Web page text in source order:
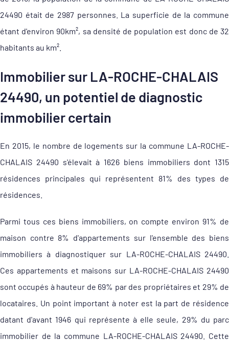
24490 était de 2987 personnes. La superficie de la commune
étant d'environ 90km², sa densité de population est donc de 32
habitants au km².
Immobilier sur LA-ROCHE-CHALAIS
24490, un potentiel de diagnostic
immobilier certain
En 2015, le nombre de logements sur la commune LA-ROCHE-
CHALAIS 24490 s'élevait à 1626 biens immobiliers dont 1315
résidences principales qui représentent 81% des types de
résidences.
Parmi tous ces biens immobiliers, on compte environ 91% de
maison contre 8% d'appartements sur l'ensemble des biens
immobiliers à diagnostiquer sur LA-ROCHE-CHALAIS 24490.
Ces appartements et maisons sur LA-ROCHE-CHALAIS 24490
sont occupés à hauteur de 69% par des propriétaires et 29% de
locataires. Un point important à noter est la part de résidence
datant d'avant 1946 qui représente à elle seule, 29% du parc
immobilier de la commune LA-ROCHE-CHALAIS 24490. Cette